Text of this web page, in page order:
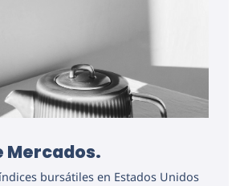
Mercados.
bursátiles en Estados Unidos